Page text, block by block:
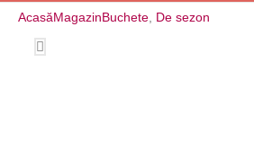
AcasăMagazinBuchete, De sezon